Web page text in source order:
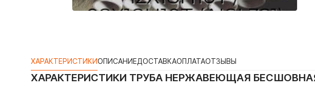
ХАРАКТЕРИСТИКИОПИСАНИЕДОСТАВКАОПЛАТАОТЗЫВЫ
ХАРАКТЕРИСТИКИ ТРУБА НЕРЖАВЕЮЩАЯ БЕСШОВНАЯ